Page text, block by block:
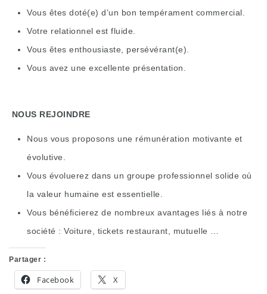
Vous êtes doté(e) d’un bon tempérament commercial.
Votre relationnel est fluide.
Vous êtes enthousiaste, persévérant(e).
Vous avez une excellente présentation.
NOUS REJOINDRE
Nous vous proposons une rémunération motivante et
évolutive.
Vous évoluerez dans un groupe professionnel solide où
la valeur humaine est essentielle.
Vous bénéficierez de nombreux avantages liés à notre
société : Voiture, tickets restaurant, mutuelle …
Partager :
Facebook X